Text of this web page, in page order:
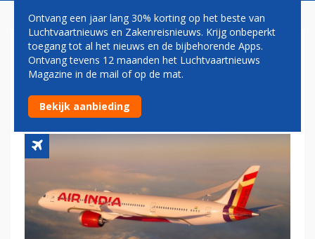
LUCHTVAARTAUTORITEIT
WIL ONDERZOEK ALLE
INDIASE 787'S NA CRASH
Ontvang een jaar lang 30% korting op het beste van
Luchtvaartnieuws en Zakenreisnieuws. Krijg onbeperkt
toegang tot al het nieuws en de bijbehorende Apps.
Ontvang tevens 12 maanden het Luchtvaartnieuws
Magazine in de mail of op de mat.
Bekijk aanbieding